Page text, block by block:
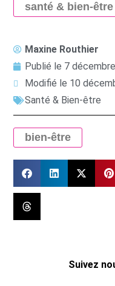
santé & bien-être
Maxine Routhier
Publié le 7
Modifié le 10
Santé & Bien-être
bien-être
Suivez